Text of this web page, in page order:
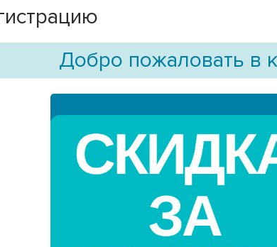
Добро пожаловать в